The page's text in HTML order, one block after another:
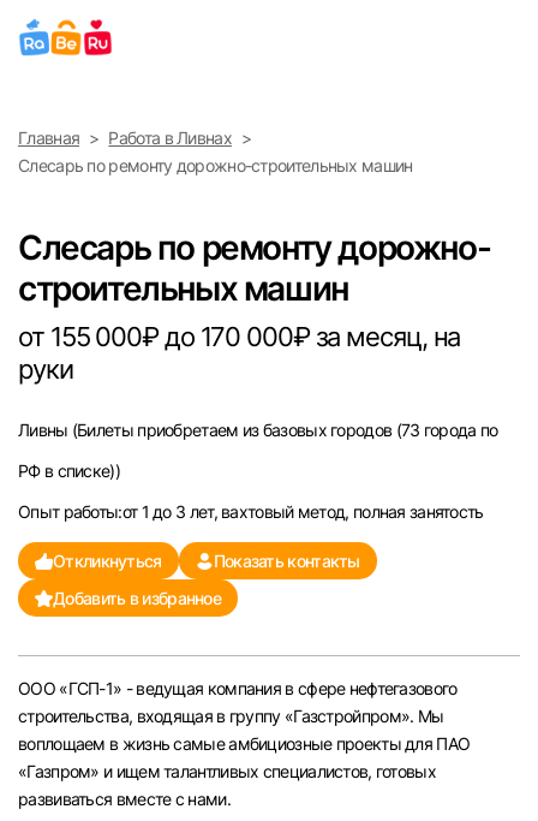
Найти работу Найти сотрудника
Выберите город
Санкт-Петербург
Екатеринбург
Саратов
Казань
Челябинск
Самара
Оренбург
Главная
Работа в Ливнах
Слесарь по ремонту дорожно-строительных машин
Слесарь по ремонту дорожно-
строительных машин
от 155 000₽ до 170 000₽ за месяц, на
руки
Ливны (Билеты приобретаем из базовых городов (73 города по
РФ в списке))
Опыт работы:от 1 до 3 лет, вахтовый метод, полная занятость
Откликнуться
Показать контакты
Добавить в избранное
ООО «ГСП-1» - ведущая компания в сфере нефтегазового
строительства, входящая в группу «Газстройпром». Мы
воплощаем в жизнь самые амбициозные проекты для ПАО
«Газпром» и ищем талантливых специалистов, готовых
развиваться вместе с нами.